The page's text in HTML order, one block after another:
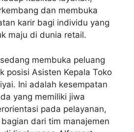
dan membuka
karir bagi individu yang
maju di dunia retail.
membuka peluang
posisi Asisten Kepala Toko
Ini adalah kesempatan
yang memiliki jiwa
pada pelayanan,
dari tim manajemen